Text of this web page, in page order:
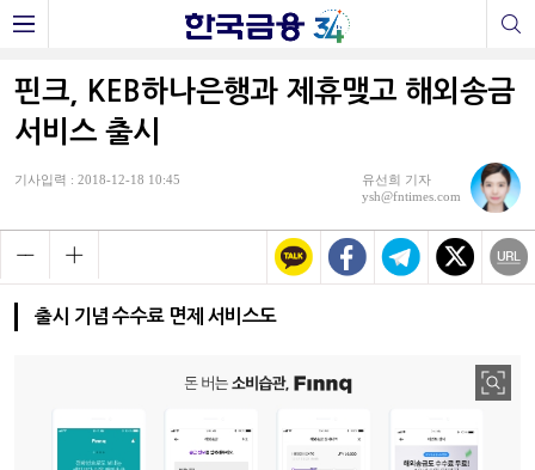
핀크, KEB하나은행과 제휴맺고 해외송금
서비스 출시
기사입력 : 2018-12-18 10:45
유선희 기자
ysh@fntimes.com
출시 기념 수수료 면제 서비스도